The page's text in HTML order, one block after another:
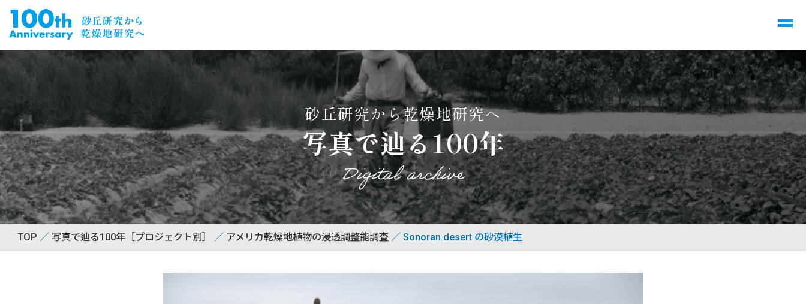
砂丘研究から乾燥地研究へ
写真で辿る100年
Digital archive
TOP 写真で辿る100年［プロジェクト別］ アメリカ乾燥地植物の浸透調整能調査 Sonoran desert の砂漠植生